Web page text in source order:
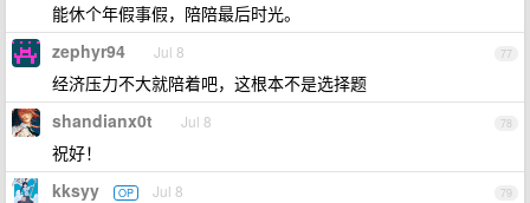
能休个年假事假，陪陪最后时光。
77
zephyr94 Jul 8
经济压力不大就陪着吧，这根本不是选择题
78
shandianx0t Jul 8
祝好！
79
kksyy OP Jul 8